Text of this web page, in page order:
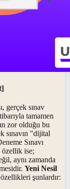
gerçek sınav
tamamen
zor olduğu bu
sınavın "dijital
Sınavı
özellik ise;
aynı zamanda
Yeni Nesil
şunlardır: